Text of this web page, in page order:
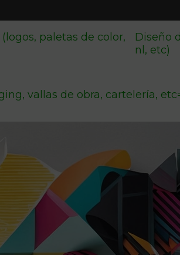
paletas de color,
Diseño
nl, etc)
vallas de obra, cartelería,